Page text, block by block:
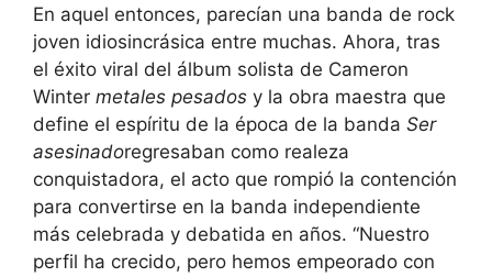
En aquel entonces, parecían una banda de rock
joven idiosincrásica entre muchas. Ahora, tras
el éxito viral del álbum solista de Cameron
Winter metales pesados y la obra maestra que
define el espíritu de la época de la banda Ser
asesinadoregresaban como realeza
conquistadora, el acto que rompió la contención
para convertirse en la banda independiente
más celebrada y debatida en años. “Nuestro
perfil ha crecido, pero hemos empeorado con